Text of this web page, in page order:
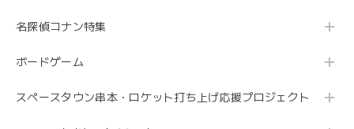
名探偵コナン特集
ボードゲーム
スペースタウン串本・ロケット打ち上げ応援プロジェクト